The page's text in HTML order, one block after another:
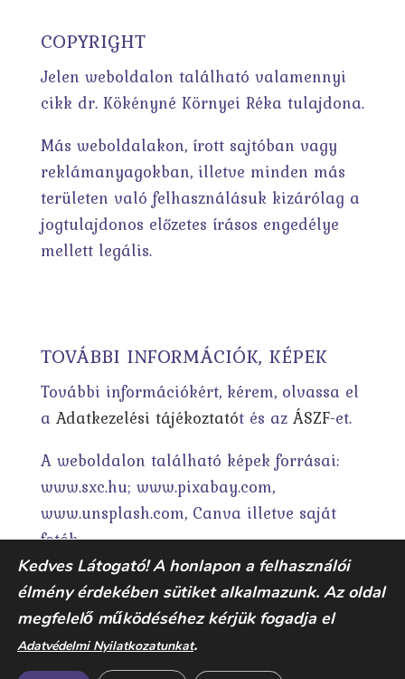
COPYRIGHT
Jelen weboldalon található valamennyi
cikk dr. Kökényné Környei Réka tulajdona.
Más weboldalakon, írott sajtóban vagy
reklámanyagokban, illetve minden más
területen való felhasználásuk kizárólag a
jogtulajdonos előzetes írásos engedélye
mellett legális.
TOVÁBBI INFORMÁCIÓK, KÉPEK
További információkért, kérem, olvassa el
a Adatkezelési tájékoztatót és az ÁSZF-et.
A weboldalon található képek forrásai:
www.sxc.hu; www.pixabay.com,
www.unsplash.com, Canva illetve saját
fotók.
Kedves Látogató! A honlapon a felhasználói
élmény érdekében sütiket alkalmazunk. Az oldal
megfelelő működéséhez kérjük fogadja el
Adatvédelmi Nyilatkozatunkat.